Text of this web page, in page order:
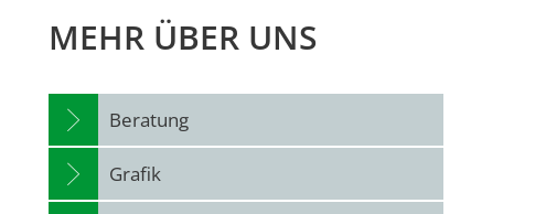
MEHR ÜBER UNS
Beratung
Grafik